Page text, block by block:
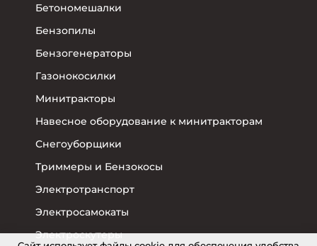
Бетономешалки
Бензопилы
Бензогенераторы
Газонокосилки
Минитракторы
Навесное оборудование к минитракторам
Снегоуборщики
Триммеры и Бензокосы
Электротранспорт
Электросамокаты
Электроскутеры